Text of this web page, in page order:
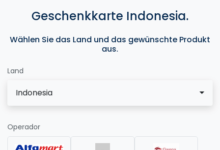
Geschenkkarte Indonesia.
Wählen Sie das Land und das gewünschte Produkt
aus.
Land
Indonesia
Operador